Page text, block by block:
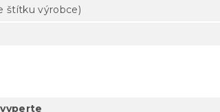
štítku výrobce)